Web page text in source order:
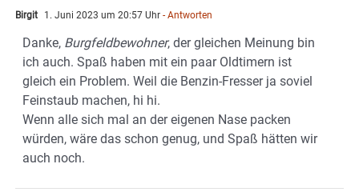
Birgit 1. Juni 2023 um 20:57 Uhr - Antworten
Danke, Burgfeldbewohner, der gleichen Meinung bin
ich auch. Spaß haben mit ein paar Oldtimern ist
gleich ein Problem. Weil die Benzin-Fresser ja soviel
Feinstaub machen, hi hi.
Wenn alle sich mal an der eigenen Nase packen
würden, wäre das schon genug, und Spaß hätten wir
auch noch.